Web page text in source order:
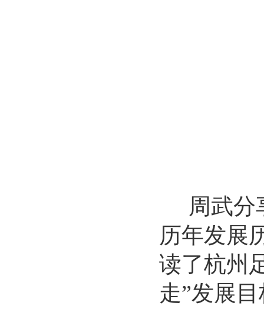
周武分
历年发展
读了杭州
走”发展